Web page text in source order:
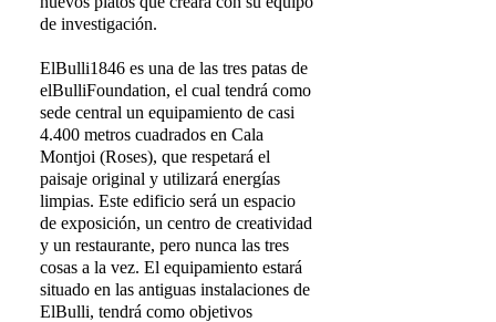
de investigación.
ElBulli1846 es una de las tres patas de
elBulliFoundation, el cual tendrá como
sede central un equipamiento de casi
4.400 metros cuadrados en Cala
Montjoi (Roses), que respetará el
paisaje original y utilizará energías
limpias. Este edificio será un espacio
de exposición, un centro de creatividad
y un restaurante, pero nunca las tres
cosas a la vez. El equipamiento estará
situado en las antiguas instalaciones de
ElBulli, tendrá como objetivos